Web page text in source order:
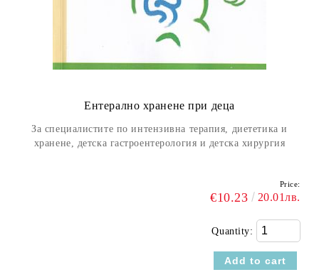
Ентерално хранене при деца
За специалистите по интензивна терапия, диететика и
хранене, детска гастроентерология и детска хирургия
Price:
€10.23 20.01лв.
Quantity: